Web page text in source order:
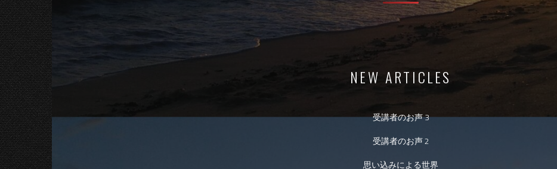
NEW ARTICLES
受講者のお声 3
受講者のお声 2
思い込みによる世界